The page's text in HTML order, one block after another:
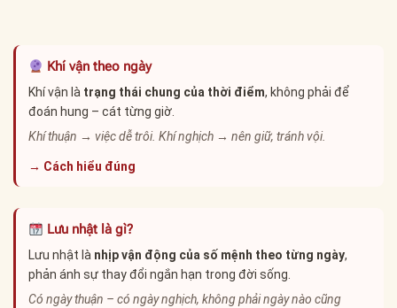
Khí vận theo ngày
Khí vận là trạng thái chung của thời điểm, không phải để
đoán hung – cát từng giờ.
Khí thuận → việc dễ trôi. Khí nghịch → nên giữ, tránh vội.
→ Cách hiểu đúng
Lưu nhật là gì?
Lưu nhật là nhịp vận động của số mệnh theo từng ngày,
phản ánh sự thay đổi ngắn hạn trong đời sống.
Có ngày thuận – có ngày nghịch, không phải ngày nào cũng